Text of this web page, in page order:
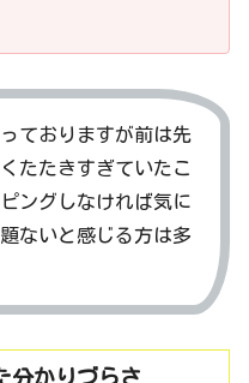
ておりますが前は先
たたきすぎていたこ
ングしなければ気に
ないと感じる方は多
分かりづらさ